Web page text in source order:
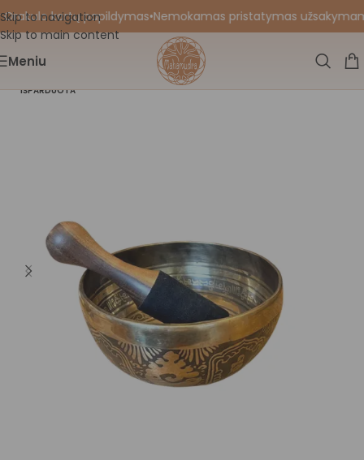
Skip to navigation
Skip to main content
kortų papildymas•Nemokamas pristatymas
Meniu
IŠPARDUOTA